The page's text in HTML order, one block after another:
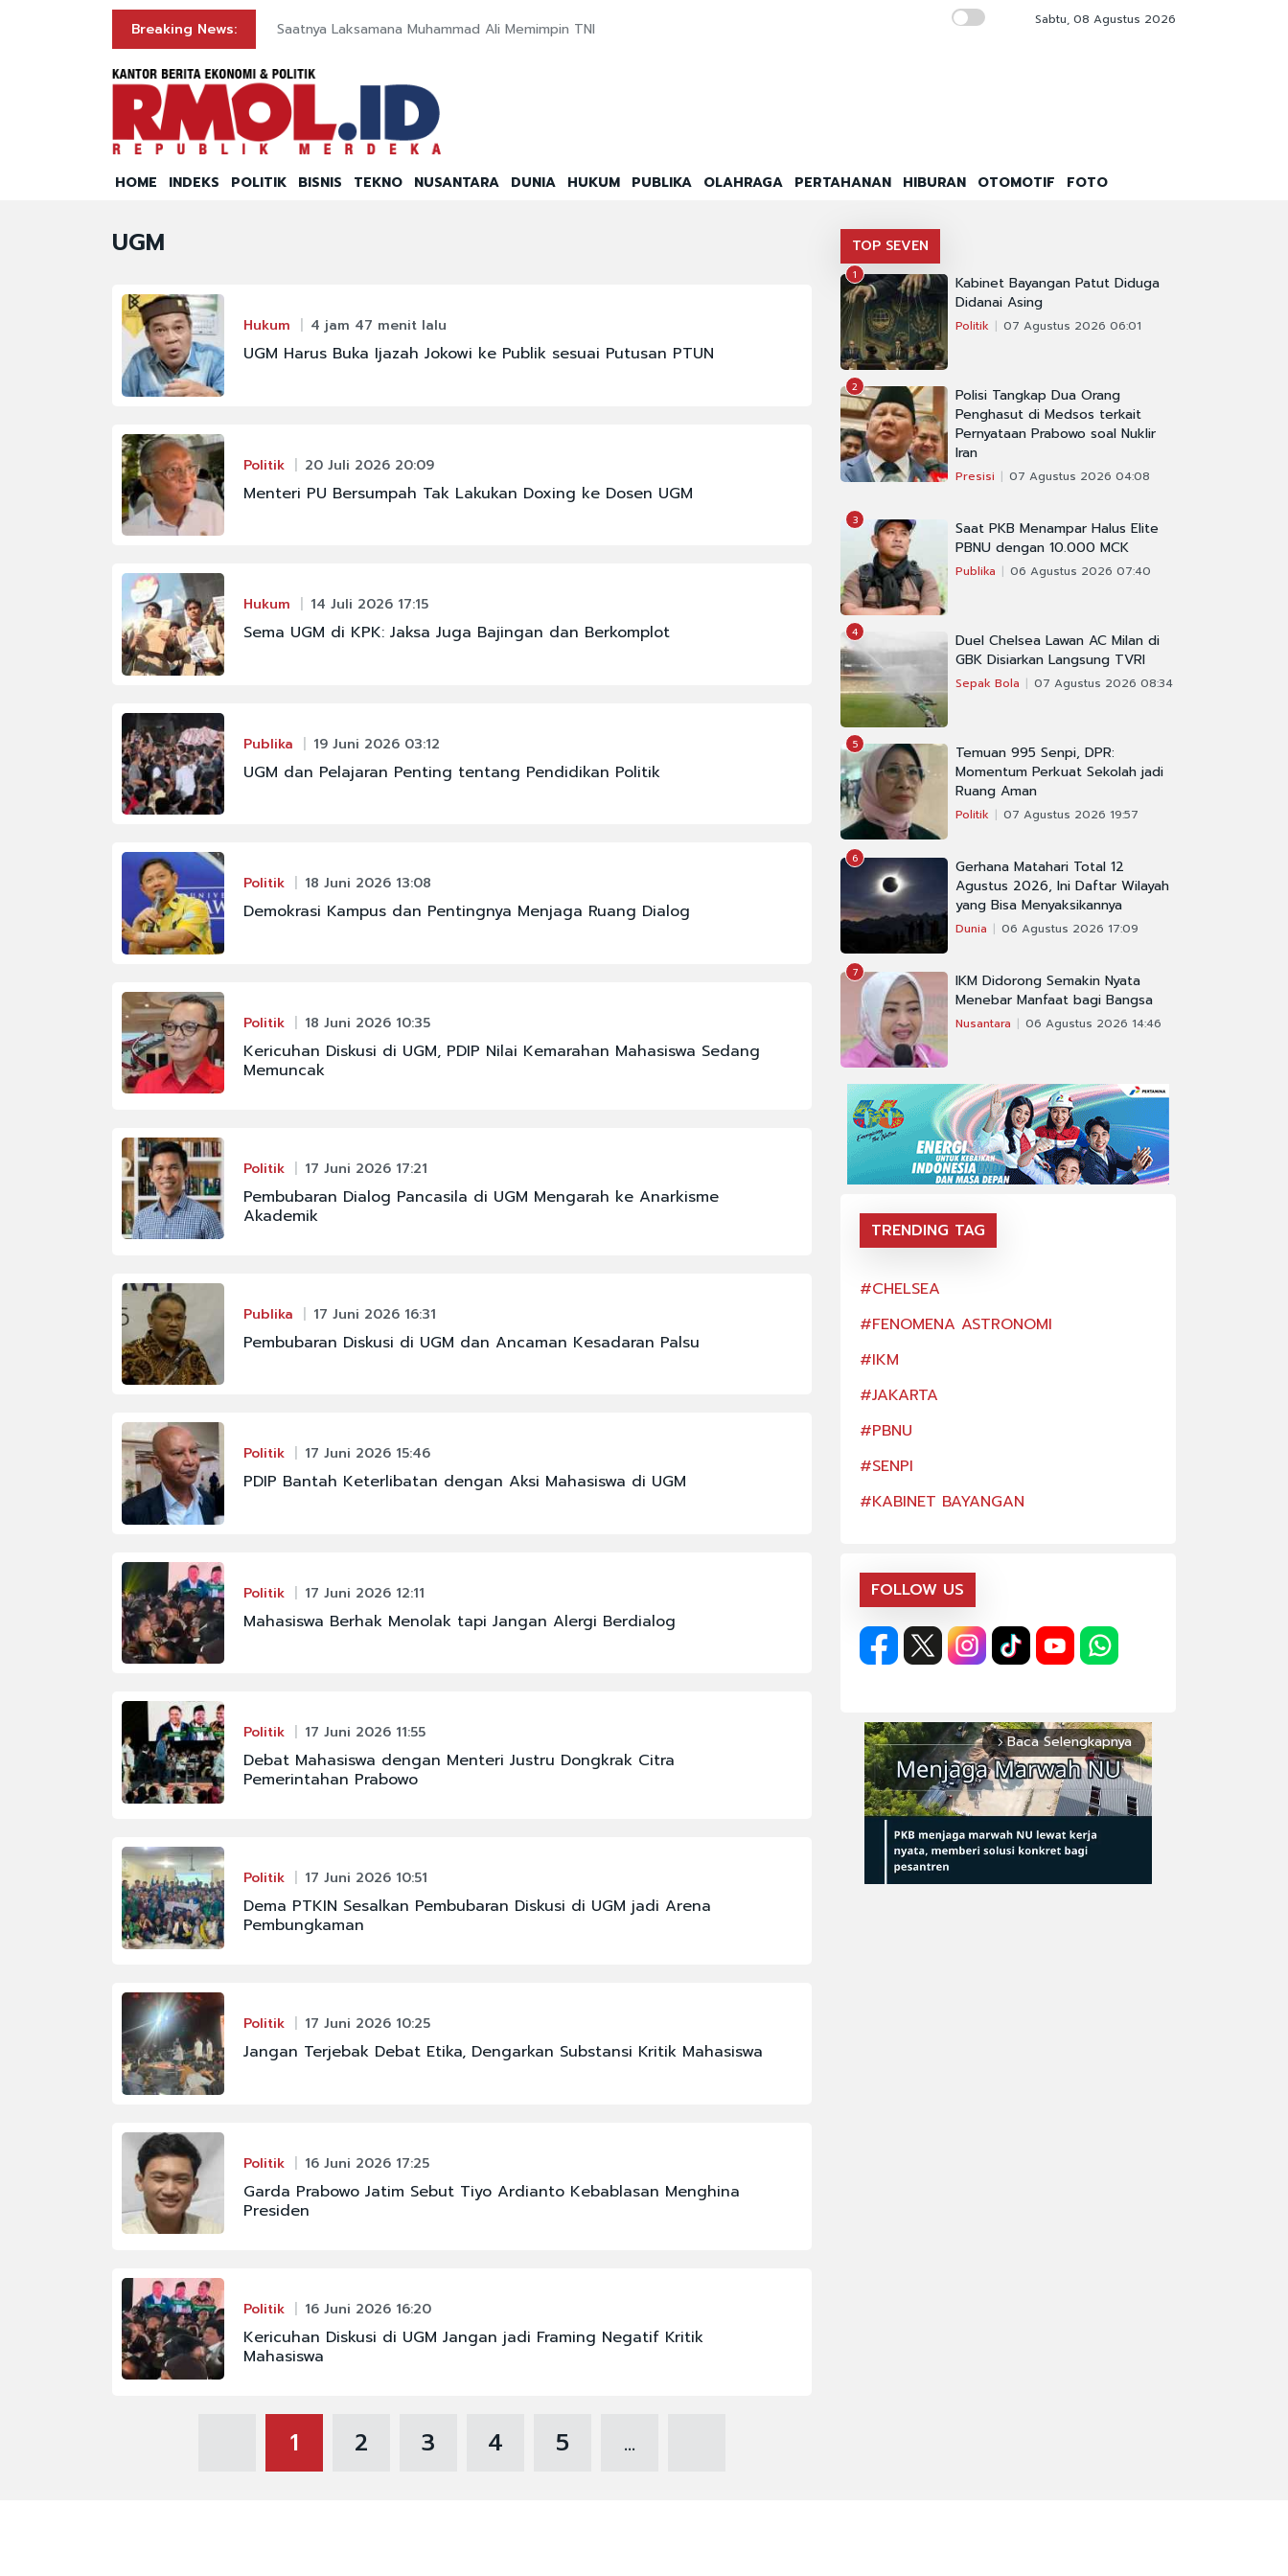
Breaking News: Saatnya Laksamana Muhammad Ali Memimpin TNI Akademisi Dukung Norman Joesoef Jadi
Sabtu, 08 Agustus 2026
HOME INDEKS POLITIK BISNIS TEKNO NUSANTARA DUNIA HUKUM PUBLIKA OLAHRAGA PERTAHANAN HIBURAN OTOMOTIF FOTO
UGM
Hukum 4 jam 47 menit lalu
UGM Harus Buka Ijazah Jokowi ke Publik sesuai Putusan PTUN
Politik 20 Juli 2026 20:09
Menteri PU Bersumpah Tak Lakukan Doxing ke Dosen UGM
Hukum 14 Juli 2026 17:15
Sema UGM di KPK: Jaksa Juga Bajingan dan Berkomplot
Publika 19 Juni 2026 03:12
UGM dan Pelajaran Penting tentang Pendidikan Politik
Politik 18 Juni 2026 13:08
Demokrasi Kampus dan Pentingnya Menjaga Ruang Dialog
Politik 18 Juni 2026 10:35
Kericuhan Diskusi di UGM, PDIP Nilai Kemarahan Mahasiswa Sedang
Memuncak
Politik 17 Juni 2026 17:21
Pembubaran Dialog Pancasila di UGM Mengarah ke Anarkisme
Akademik
Publika 17 Juni 2026 16:31
Pembubaran Diskusi di UGM dan Ancaman Kesadaran Palsu
Politik 17 Juni 2026 15:46
PDIP Bantah Keterlibatan dengan Aksi Mahasiswa di UGM
Politik 17 Juni 2026 12:11
Mahasiswa Berhak Menolak tapi Jangan Alergi Berdialog
Politik 17 Juni 2026 11:55
Debat Mahasiswa dengan Menteri Justru Dongkrak Citra
Pemerintahan Prabowo
Politik 17 Juni 2026 10:51
Dema PTKIN Sesalkan Pembubaran Diskusi di UGM jadi Arena
Pembungkaman
Politik 17 Juni 2026 10:25
Jangan Terjebak Debat Etika, Dengarkan Substansi Kritik Mahasiswa
Politik 16 Juni 2026 17:25
Garda Prabowo Jatim Sebut Tiyo Ardianto Kebablasan Menghina
Presiden
Politik 16 Juni 2026 16:20
Kericuhan Diskusi di UGM Jangan jadi Framing Negatif Kritik
Mahasiswa
1 2 3 4 5 ...
TOP SEVEN
1
Kabinet Bayangan Patut Diduga
Didanai Asing
Politik 07 Agustus 2026 06:01
2
Polisi Tangkap Dua Orang
Penghasut di Medsos terkait
Pernyataan Prabowo soal Nuklir
Iran
Presisi 07 Agustus 2026 04:08
3
Saat PKB Menampar Halus Elite
PBNU dengan 10.000 MCK
Publika 06 Agustus 2026 07:40
4
Duel Chelsea Lawan AC Milan di
GBK Disiarkan Langsung TVRI
Sepak Bola 07 Agustus 2026 08:34
5
Temuan 995 Senpi, DPR:
Momentum Perkuat Sekolah jadi
Ruang Aman
Politik 07 Agustus 2026 19:57
6
Gerhana Matahari Total 12
Agustus 2026, Ini Daftar Wilayah
yang Bisa Menyaksikannya
Dunia 06 Agustus 2026 17:09
7
IKM Didorong Semakin Nyata
Menebar Manfaat bagi Bangsa
Nusantara 06 Agustus 2026 14:46
TRENDING TAG
#FENOMENA ASTRONOMI
#SENPI
#CHELSEA
#FENOMENA ASTRONOMI
#IKM
#JAKARTA
#PBNU
#SENPI
#KABINET BAYANGAN
FOLLOW US
arrow_forward_ios Baca Selengkapnya